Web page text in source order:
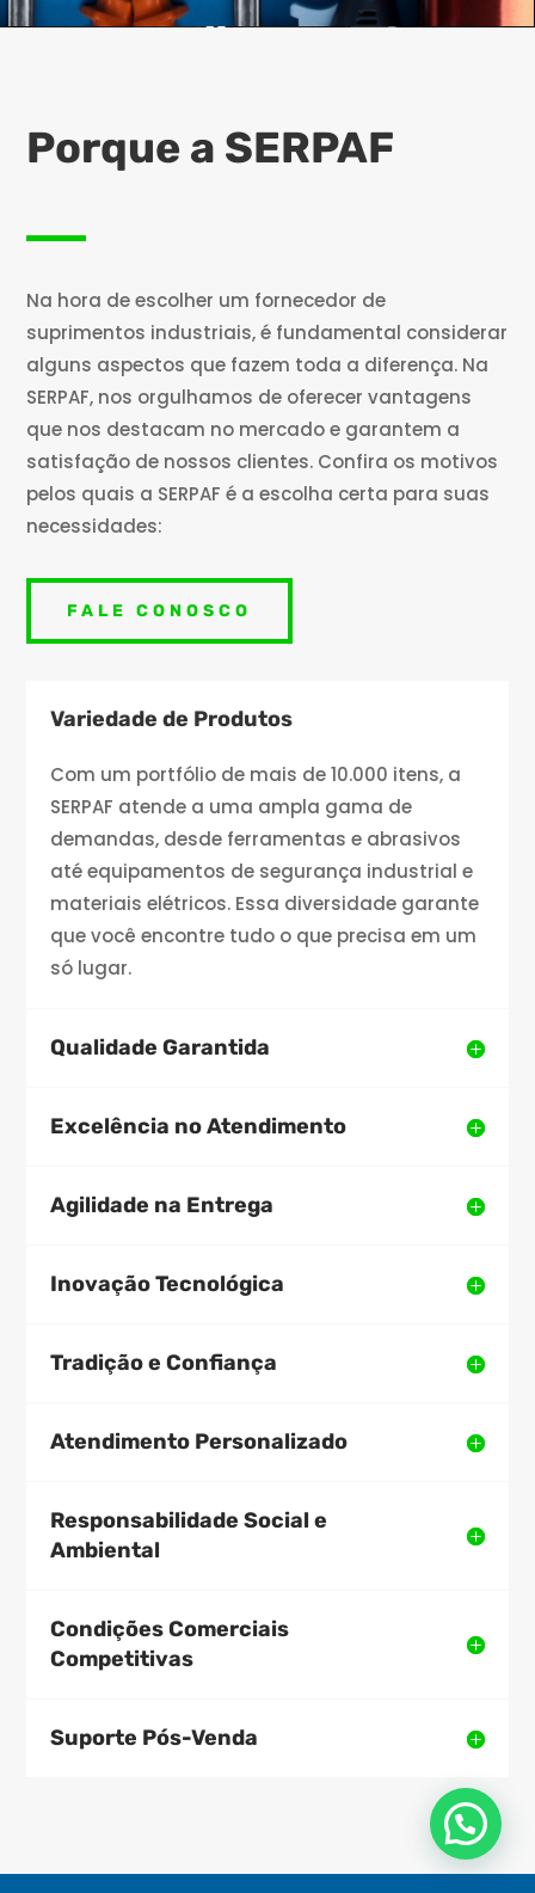
Porque a SERPAF
Na hora de escolher um fornecedor de
suprimentos industriais, é fundamental considerar
alguns aspectos que fazem toda a diferença. Na
SERPAF, nos orgulhamos de oferecer vantagens
que nos destacam no mercado e garantem a
satisfação de nossos clientes. Confira os motivos
pelos quais a SERPAF é a escolha certa para suas
necessidades:
FALE CONOSCO
Variedade de Produtos
Com um portfólio de mais de 10.000 itens, a
SERPAF atende a uma ampla gama de
demandas, desde ferramentas e abrasivos
até equipamentos de segurança industrial e
materiais elétricos. Essa diversidade garante
que você encontre tudo o que precisa em um
só lugar.
Qualidade Garantida
Excelência no Atendimento
Agilidade na Entrega
Inovação Tecnológica
Tradição e Confiança
Atendimento Personalizado
Responsabilidade Social e
Ambiental
Condições Comerciais
Competitivas
Suporte Pós-Venda